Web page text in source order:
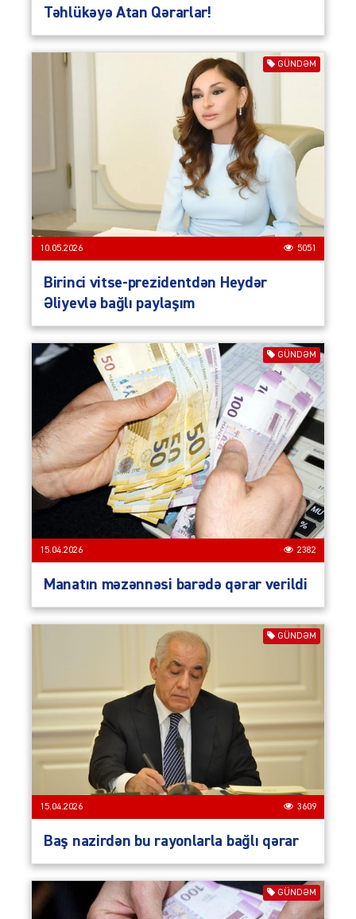
Təhlükəyə Atan Qərarlar!
GÜNDƏM
10.05.2026 5051
Birinci vitse-prezidentdən Heydər
Əliyevlə bağlı paylaşım
GÜNDƏM
15.04.2026 2382
Manatın məzənnəsi barədə qərar verildi
GÜNDƏM
15.04.2026 3609
Baş nazirdən bu rayonlarla bağlı qərar
GÜNDƏM